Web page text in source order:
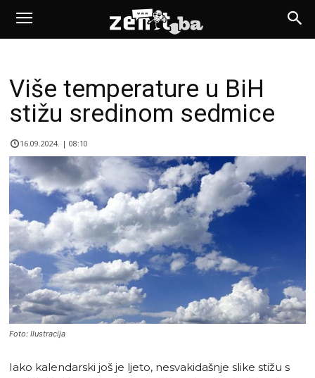
Više temperature u BiH
stižu sredinom sedmice
16.09.2024. | 08:10
Foto: Ilustracija
Iako kalendarski još je ljeto, nesvakidašnje slike stižu s